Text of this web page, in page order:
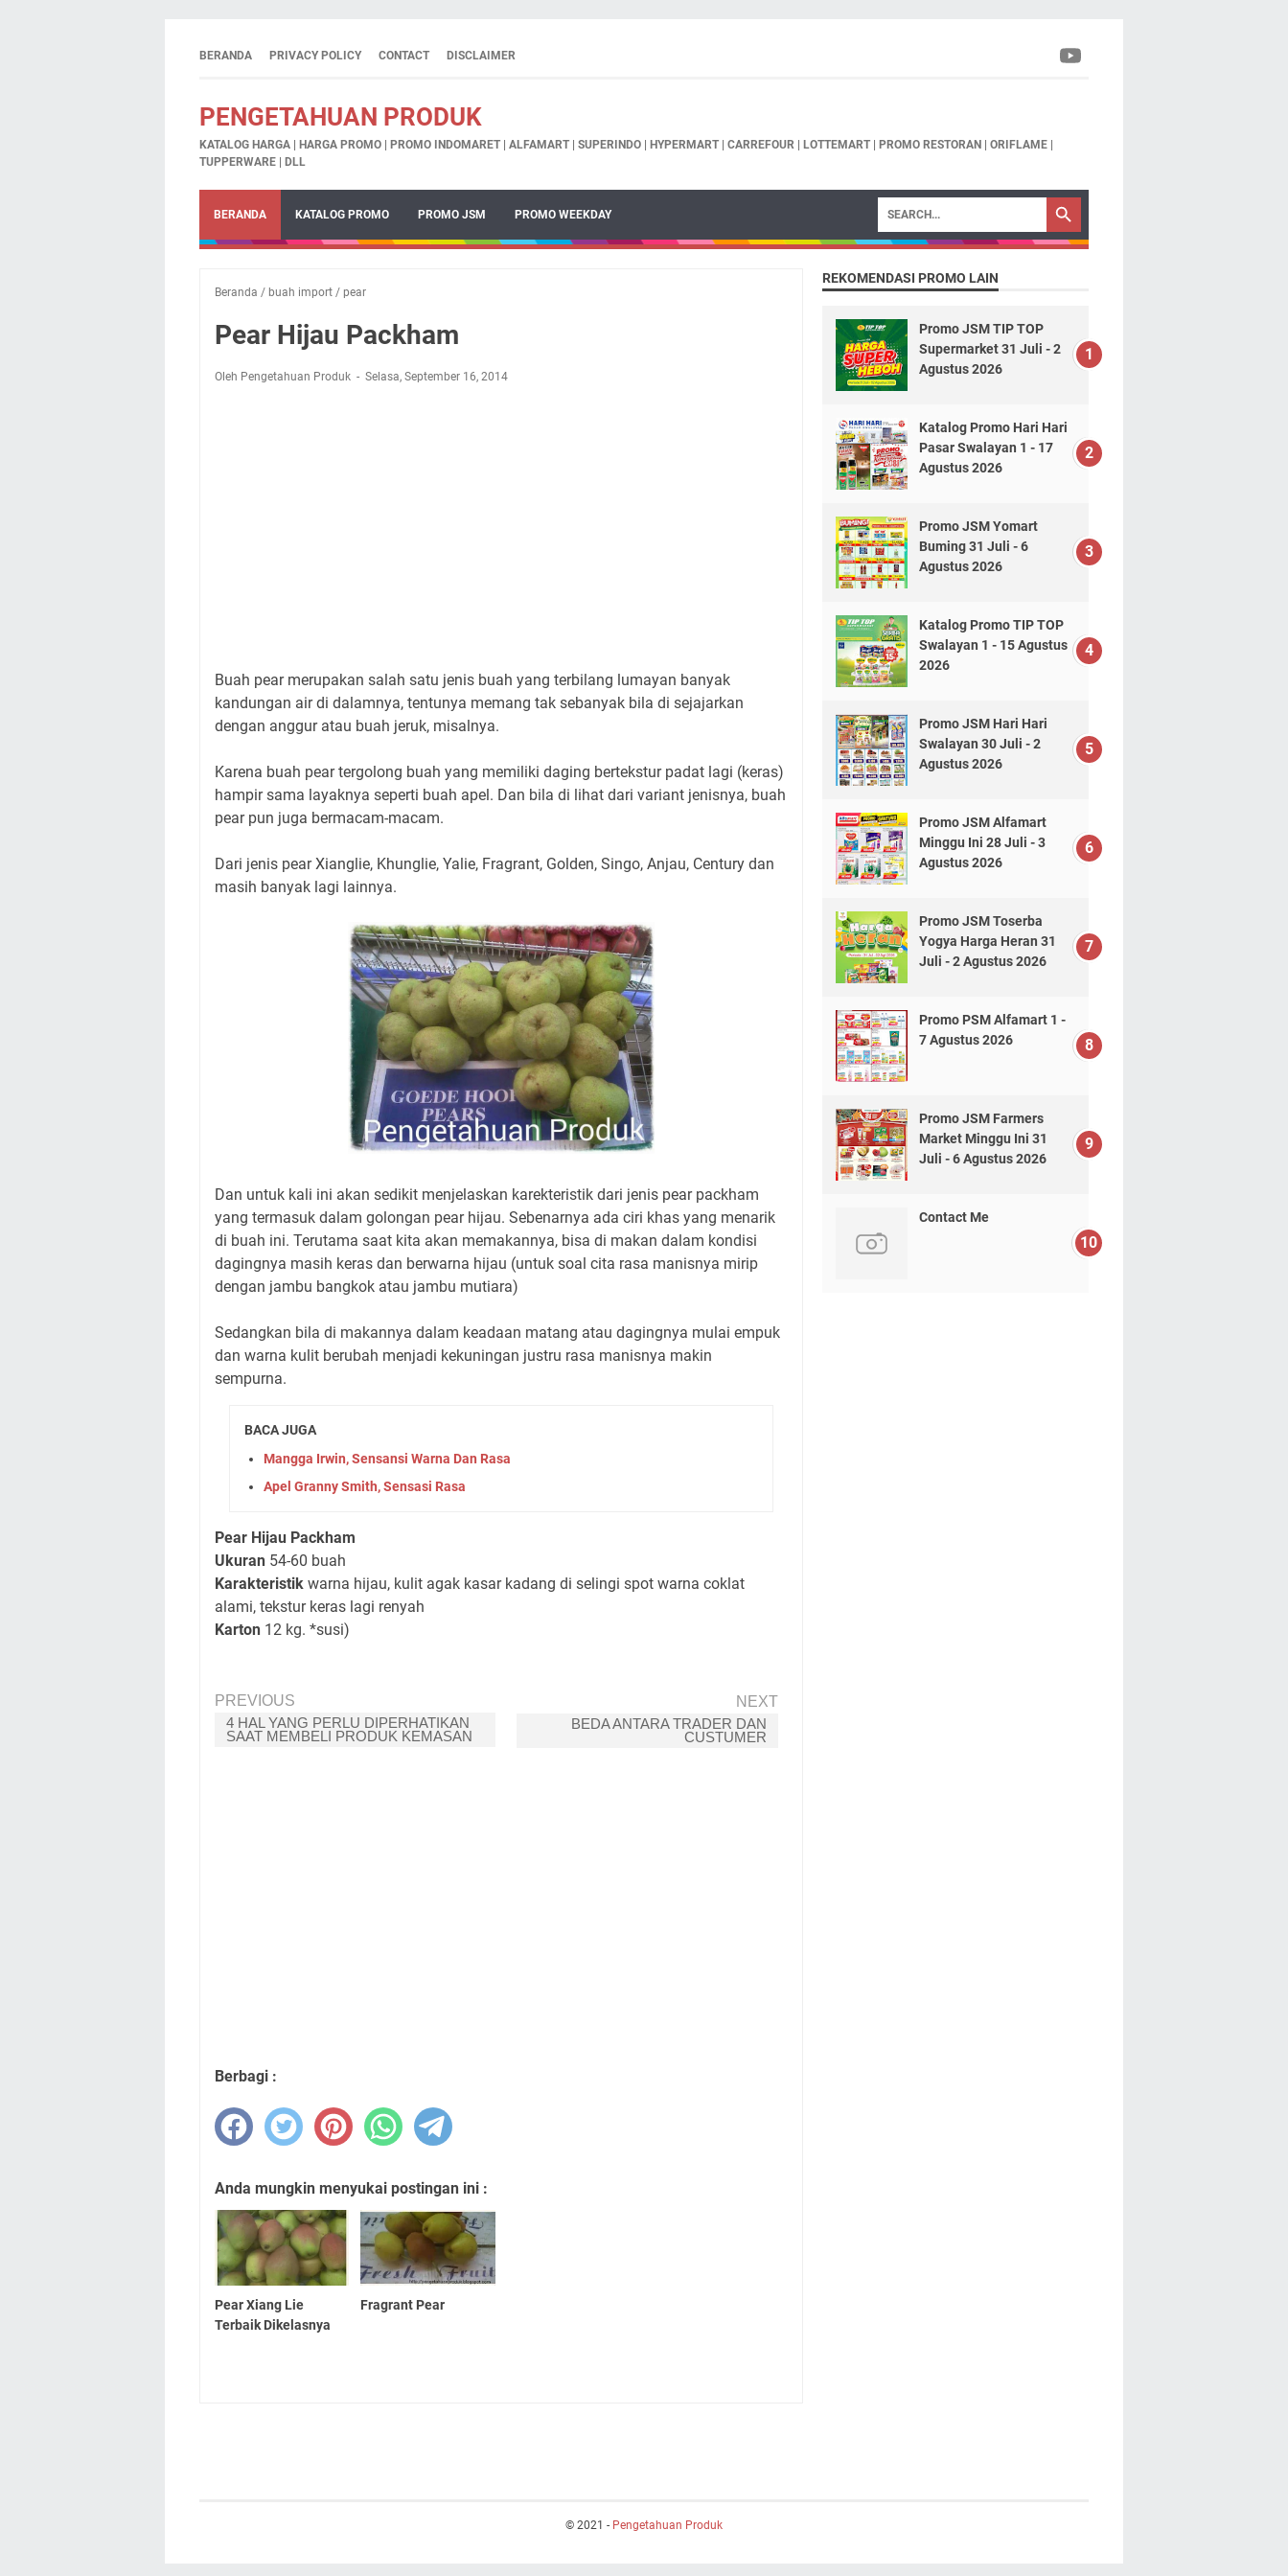
BERANDA PRIVACY POLICY CONTACT DISCLAIMER
PENGETAHUAN PRODUK
KATALOG HARGA | HARGA PROMO | PROMO INDOMARET | ALFAMART | SUPERINDO | HYPERMART | CARREFOUR | LOTTEMART | PROMO RESTORAN | ORIFLAME |
TUPPERWARE | DLL
BERANDA KATALOG PROMO PROMO JSM PROMO WEEKDAY
Beranda / buah import / pear
Pear Hijau Packham
Oleh Pengetahuan Produk Selasa, September 16, 2014
Buah pear merupakan salah satu jenis buah yang terbilang lumayan banyak
kandungan air di dalamnya, tentunya memang tak sebanyak bila di sejajarkan
dengan anggur atau buah jeruk, misalnya.
Karena buah pear tergolong buah yang memiliki daging bertekstur padat lagi (keras)
hampir sama layaknya seperti buah apel. Dan bila di lihat dari variant jenisnya, buah
pear pun juga bermacam-macam.
Dari jenis pear Xianglie, Khunglie, Yalie, Fragrant, Golden, Singo, Anjau, Century dan
masih banyak lagi lainnya.
Dan untuk kali ini akan sedikit menjelaskan karekteristik dari jenis pear packham
yang termasuk dalam golongan pear hijau. Sebenarnya ada ciri khas yang menarik
di buah ini. Terutama saat kita akan memakannya, bisa di makan dalam kondisi
dagingnya masih keras dan berwarna hijau (untuk soal cita rasa manisnya mirip
dengan jambu bangkok atau jambu mutiara)
Sedangkan bila di makannya dalam keadaan matang atau dagingnya mulai empuk
dan warna kulit berubah menjadi kekuningan justru rasa manisnya makin
sempurna.
BACA JUGA
Mangga Irwin, Sensansi Warna Dan Rasa
Apel Granny Smith, Sensasi Rasa
Pear Hijau Packham
Ukuran 54-60 buah
Karakteristik warna hijau, kulit agak kasar kadang di selingi spot warna coklat
alami, tekstur keras lagi renyah
Karton 12 kg. *susi)
PREVIOUS
4 HAL YANG PERLU DIPERHATIKAN
SAAT MEMBELI PRODUK KEMASAN
NEXT
BEDA ANTARA TRADER DAN
CUSTUMER
Berbagi :
Anda mungkin menyukai postingan ini :
Pear Xiang Lie
Terbaik Dikelasnya
Fragrant Pear
REKOMENDASI PROMO LAIN
Promo JSM TIP TOP
Supermarket 31 Juli - 2
Agustus 2026
Katalog Promo Hari Hari
Pasar Swalayan 1 - 17
Agustus 2026
Promo JSM Yomart
Buming 31 Juli - 6
Agustus 2026
Katalog Promo TIP TOP
Swalayan 1 - 15 Agustus
2026
Promo JSM Hari Hari
Swalayan 30 Juli - 2
Agustus 2026
Promo JSM Alfamart
Minggu Ini 28 Juli - 3
Agustus 2026
Promo JSM Toserba
Yogya Harga Heran 31
Juli - 2 Agustus 2026
Promo PSM Alfamart 1 -
7 Agustus 2026
Promo JSM Farmers
Market Minggu Ini 31
Juli - 6 Agustus 2026
Contact Me
© 2021 - Pengetahuan Produk